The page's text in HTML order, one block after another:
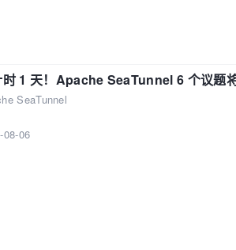
时 1 天！Apache SeaTunnel 6 个议
SeaTunnel
08-06